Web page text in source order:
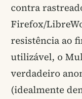
contra
Firefox/
resistência ao
utilizável, o
verdadeiro
(idealmente